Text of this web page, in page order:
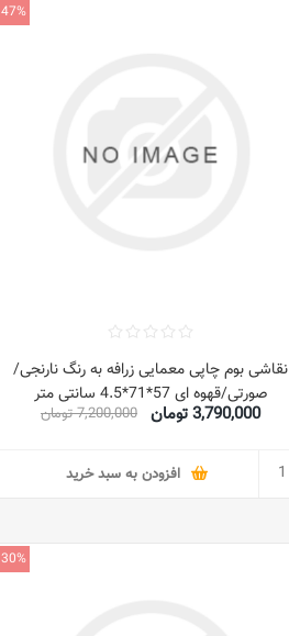
47%
نقاشی بوم چاپی معمایی زرافه به رنگ نارنجی/
صورتی/قهوه ای 57*71*4.5 سانتی متر
3,790,000 تومان 7,200,000 تومان
افزودن به سبد خرید
30%